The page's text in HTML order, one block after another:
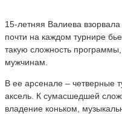
15-летняя Валиева
почти на каждом турнире
такую сложность
мужчинам.
В ее арсенале – четверные
аксель. К сумасшедшей
владение коньком,